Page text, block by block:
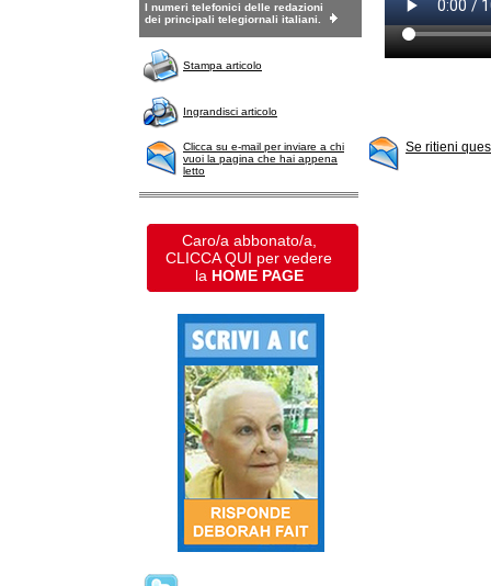
I numeri telefonici delle redazioni
dei principali telegiornali italiani.
Stampa articolo
Ingrandisci articolo
Clicca su e-mail per inviare a chi
vuoi la pagina che hai appena
letto
Caro/a abbonato/a,
CLICCA QUI per vedere
la HOME PAGE
Se ritieni